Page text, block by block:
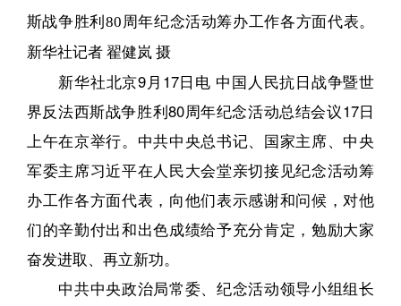
斯战争胜利80周年纪念活动筹办工作各方面代表。
新华社记者 翟健岚 摄
新华社北京9月17日电 中国人民抗日战争暨世
界反法西斯战争胜利80周年纪念活动总结会议17日
上午在京举行。中共中央总书记、国家主席、中央
军委主席习近平在人民大会堂亲切接见纪念活动筹
办工作各方面代表，向他们表示感谢和问候，对他
们的辛勤付出和出色成绩给予充分肯定，勉励大家
奋发进取、再立新功。
中共中央政治局常委、纪念活动领导小组组长